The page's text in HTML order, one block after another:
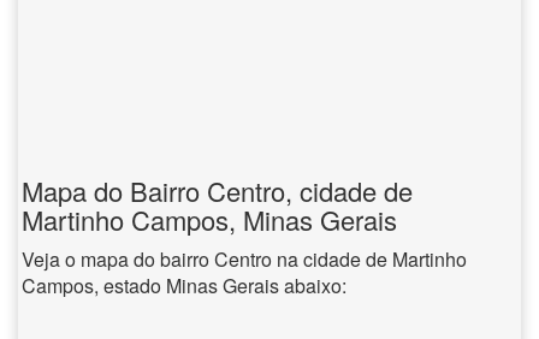
Mapa do Bairro Centro, cidade de
Martinho Campos, Minas Gerais
Veja o mapa do bairro Centro na cidade de Martinho
Campos, estado Minas Gerais abaixo: